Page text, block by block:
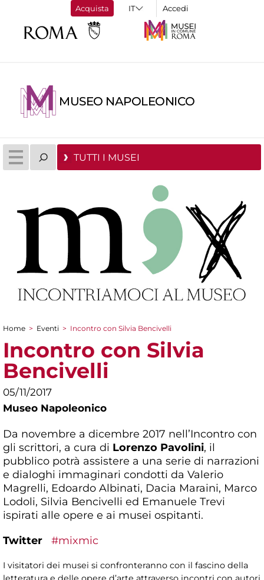
Acquista Accedi
MUSEO NAPOLEONICO
TUTTI I MUSEI
Tu sei qui
Home > Eventi > Incontro con Silvia Bencivelli
Incontro con Silvia
Bencivelli
05/11/2017
Museo Napoleonico
Da novembre a dicembre 2017 nell’Incontro con
gli scrittori, a cura di Lorenzo Pavolini, il
pubblico potrà assistere a una serie di narrazioni
e dialoghi immaginari condotti da Valerio
Magrelli, Edoardo Albinati, Dacia Maraini, Marco
Lodoli, Silvia Bencivelli ed Emanuele Trevi
ispirati alle opere e ai musei ospitanti.
Twitter #mixmic
I visitatori dei musei si confronteranno con il fascino della